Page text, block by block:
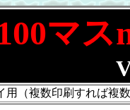
マス
（複数印刷すれば複数